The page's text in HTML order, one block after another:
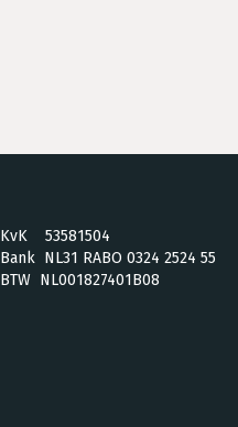
KvK 53581504
Bank NL31 RABO 0324 2524 55
BTW NL001827401B08